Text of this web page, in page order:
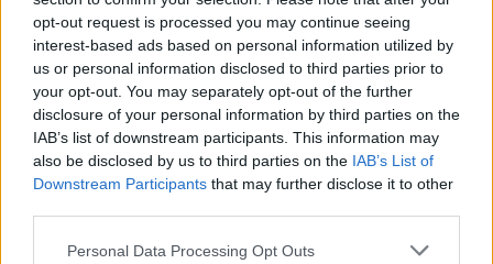
opt-out request is processed you may continue seeing
interest-based ads based on personal information utilized by
us or personal information disclosed to third parties prior to
your opt-out. You may separately opt-out of the further
disclosure of your personal information by third parties on the
IAB’s list of downstream participants. This information may
also be disclosed by us to third parties on the IAB’s List of
Downstream Participants that may further disclose it to other
Please note that this website/app uses one or more Google
Personal Data Processing Opt Outs
Τσιτσιολίνα: Η θρυλική πορνοστάρ «προτάσσει τα στήθη
16.02.2020, 21:20 8